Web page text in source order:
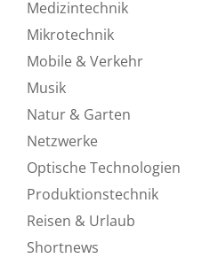
Medizintechnik
Mikrotechnik
Mobile & Verkehr
Musik
Natur & Garten
Netzwerke
Optische Technologien
Produktionstechnik
Reisen & Urlaub
Shortnews